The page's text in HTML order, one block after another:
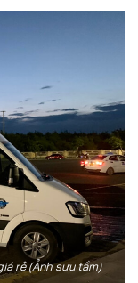
rẻ (Ảnh sưu tầm)